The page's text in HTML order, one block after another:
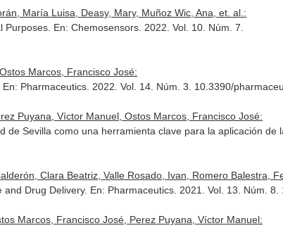
María Luisa, Deasy, Mary, Muñoz Wic, Ana, et. al.:
Purposes. En: Chemosensors . 2022. Vol. 10. Núm. 7.
Marcos, Francisco José:
En: Pharmaceutics . 2022. Vol. 14. Núm. 3. 10.3390/
Puyana, Víctor Manuel, Ostos Marcos, Francisco José:
Sevilla como una herramienta clave para la aplicación de
Clara Beatriz, Valle Rosado, Ivan, Romero Balestra,
Drug Delivery. En: Pharmaceutics . 2021. Vol. 13. Núm.
Marcos, Francisco José, Perez Puyana, Víctor Manuel: